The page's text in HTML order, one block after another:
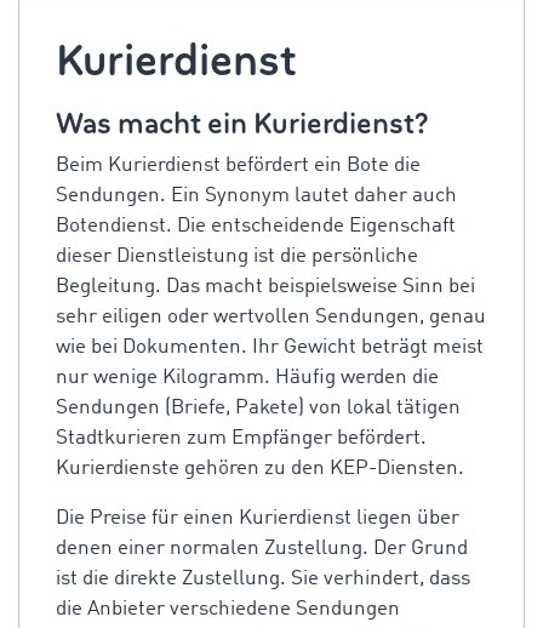
Kurierdienst
Was macht ein Kurierdienst?
Beim Kurierdienst befördert ein Bote die
Sendungen. Ein Synonym lautet daher auch
Botendienst. Die entscheidende Eigenschaft
dieser Dienstleistung ist die persönliche
Begleitung. Das macht beispielsweise Sinn bei
sehr eiligen oder wertvollen Sendungen, genau
wie bei Dokumenten. Ihr Gewicht beträgt meist
nur wenige Kilogramm. Häufig werden die
Sendungen (Briefe, Pakete) von lokal tätigen
Stadtkurieren zum Empfänger befördert.
Kurierdienste gehören zu den KEP-Diensten.
Die Preise für einen Kurierdienst liegen über
denen einer normalen Zustellung. Der Grund
ist die direkte Zustellung. Sie verhindert, dass
die Anbieter verschiedene Sendungen